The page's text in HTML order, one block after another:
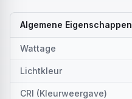
Algemene Eigenschappen
Wattage
Lichtkleur
CRI (Kleurweergave)